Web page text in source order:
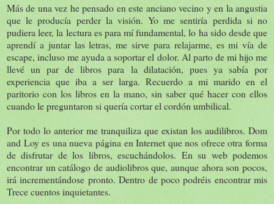
Más de una vez he pensado en este anciano vecino y en la angustia
que le producía perder la visión. Yo me sentiría perdida si no
pudiera leer, la lectura es para mí fundamental, lo ha sido desde que
aprendí a juntar las letras, me sirve para relajarme, es mi vía de
escape, incluso me ayuda a soportar el dolor. Al parto de mi hijo me
llevé un par de libros para la dilatación, pues ya sabía por
experiencia que iba a ser larga. Recuerdo a mi marido en el
paritorio con los libros en la mano, sin saber qué hacer con ellos
cuando le preguntaron si quería cortar el cordón umbilical.
Por todo lo anterior me tranquiliza que existan los audilibros. Dom
and Loy es una nueva página en Internet que nos ofrece otra forma
de disfrutar de los libros, escuchándolos. En su web podemos
encontrar un catálogo de audiolibros que, aunque ahora son pocos,
irá incrementándose pronto. Dentro de poco podréis encontrar mis
Trece cuentos inquietantes.